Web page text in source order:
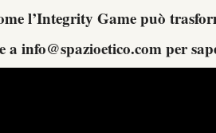
l’Integrity Game può
a info@spazioetico.comper